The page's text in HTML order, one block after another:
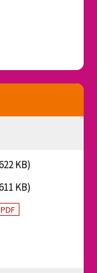
KB)
KB)
PDF